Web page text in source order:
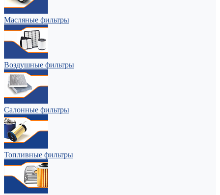
Масляные фильтры
Воздушные фильтры
Салонные фильтры
Топливные фильтры